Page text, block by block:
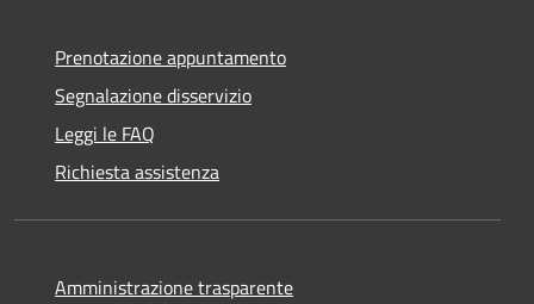
Prenotazione appuntamento
Segnalazione disservizio
Leggi le FAQ
Richiesta assistenza
Amministrazione trasparente